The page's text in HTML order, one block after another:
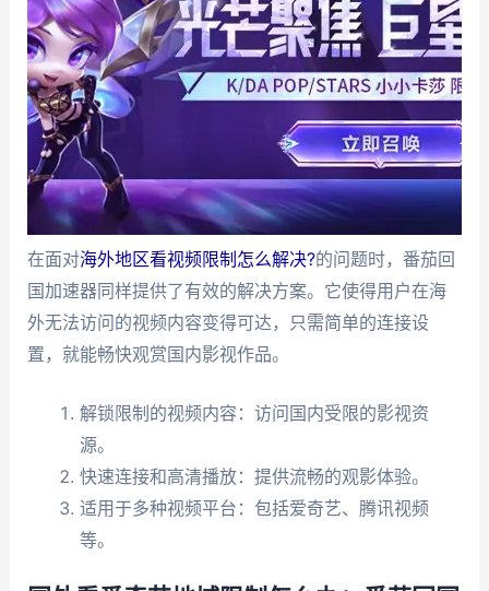
在面对海外地区看视频限制怎么解决?的问题时，番茄回
国加速器同样提供了有效的解决方案。它使得用户在海
外无法访问的视频内容变得可达，只需简单的连接设
置，就能畅快观赏国内影视作品。
解锁限制的视频内容：访问国内受限的影视资
源。
快速连接和高清播放：提供流畅的观影体验。
适用于多种视频平台：包括爱奇艺、腾讯视频
等。